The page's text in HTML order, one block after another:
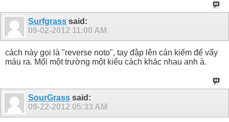
Surfgrass said:
09-02-2012 11:00 AM
cách này gọi là "reverse noto", tay đập lên cán kiếm để vẩy
máu ra. Mổi một trường một kiểu cách khác nhau anh à.
SourGrass said:
09-22-2012 05:33 AM